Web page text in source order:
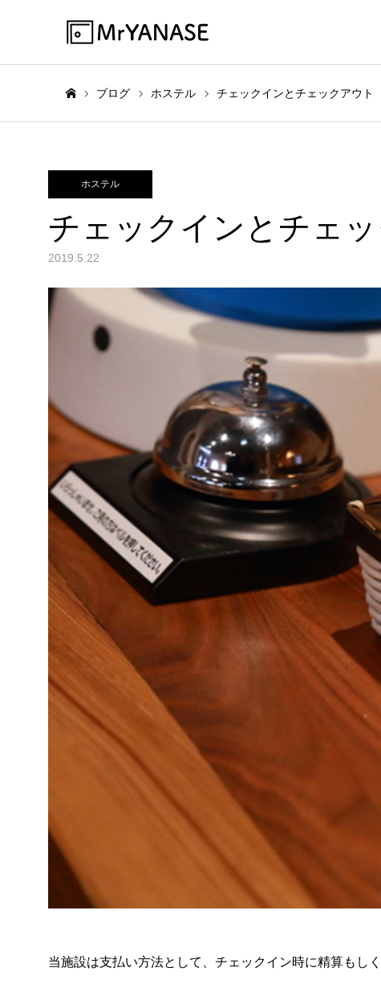
ブログ ホステル チェックインとチェックアウト
ホステル
チェックインとチェ
2019.5.22
当施設は支払い方法として、チェックイン時に精算もし